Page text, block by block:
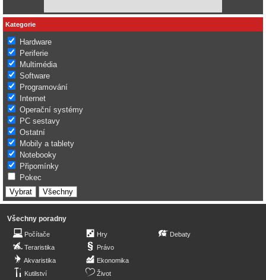
Kategorie
Hardware
Periferie
Multimédia
Software
Programování
Internet
Operační systémy
PC sestavy
Ostatní
Mobily a tablety
Notebooky
Připomínky
Pokec
Všechny poradny
Počítače
Teraristika
Akvaristika
Kutilství
Hry
Právo
Ekonomika
Život
Debaty